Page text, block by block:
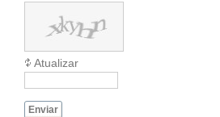
Atualizar
Enviar